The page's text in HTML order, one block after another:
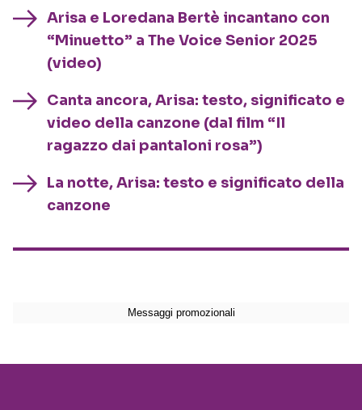
Arisa e Loredana Bertè incantano con
“Minuetto” a The Voice Senior 2025
(video)
Canta ancora, Arisa: testo, significato e
video della canzone (dal film “Il
ragazzo dai pantaloni rosa”)
La notte, Arisa: testo e significato della
canzone